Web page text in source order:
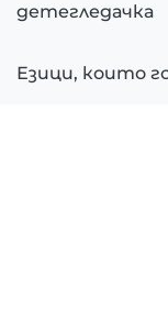
детегледачка
Езици, които